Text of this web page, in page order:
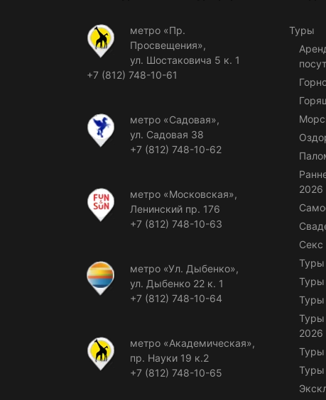
метро «Пр.
Просвещения»,
ул. Шостаковича 5 к. 1
+7 (812) 748-10-61
метро «Садовая»,
ул. Садовая 38
+7 (812) 748-10-62
метро «Московская»,
Ленинский пр. 176
+7 (812) 748-10-63
метро «Ул. Дыбенко»,
ул. Дыбенко 22 к. 1
+7 (812) 748-10-64
метро «Академическая»,
пр. Науки 19 к.2
+7 (812) 748-10-65
Туры
2026
Секс
Туры
Туры
Туры
Туры
2026
Туры
Туры